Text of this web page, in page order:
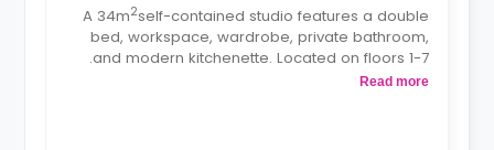
A 34m2self-contained studio features a double
bed, workspace, wardrobe, private bathroom,
and modern kitchenette. Located on floors 1-7.
*Prices may differ.
Read more